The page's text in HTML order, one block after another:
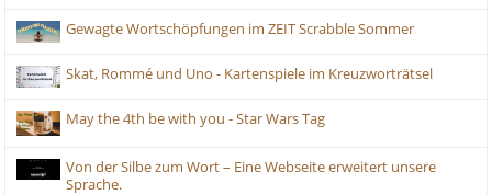
Gewagte Wortschöpfungen im ZEIT Scrabble Sommer
Skat, Rommé und Uno - Kartenspiele im Kreuzworträtsel
May the 4th be with you - Star Wars Tag
Von der Silbe zum Wort – Eine Webseite erweitert unsere
Sprache.